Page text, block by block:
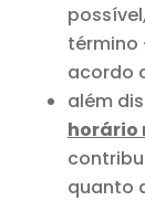
término
acordo
além
horário
quanto